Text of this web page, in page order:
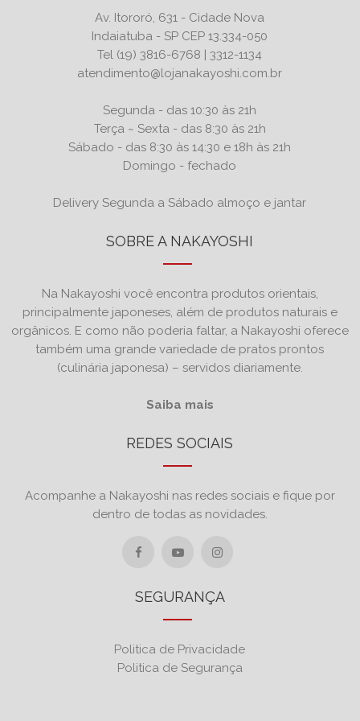
Av. Itororó, 631 - Cidade Nova
Indaiatuba - SP CEP 13.334-050
Tel (19) 3816-6768 | 3312-1134
atendimento@lojanakayoshi.com.br
Segunda - das 10:30 às 21h
Terça ~ Sexta - das 8:30 às 21h
Sábado - das 8:30 às 14:30 e 18h às 21h
Domingo - fechado
Delivery Segunda a Sábado almoço e jantar
SOBRE A NAKAYOSHI
Na Nakayoshi você encontra produtos orientais,
principalmente japoneses, além de produtos naturais e
orgânicos. E como não poderia faltar, a Nakayoshi oferece
também uma grande variedade de pratos prontos
(culinária japonesa) – servidos diariamente.
Saiba mais
REDES SOCIAIS
Acompanhe a Nakayoshi nas redes sociais e fique por
dentro de todas as novidades.
SEGURANÇA
Politica de Privacidade
Politica de Segurança